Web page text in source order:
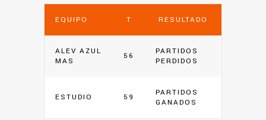
EQUIPO T RESULTADO
ALEV AZUL
MAS
56
PARTIDOS
PERDIDOS
ESTUDIO 59
PARTIDOS
GANADOS